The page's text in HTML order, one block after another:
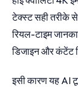
टेक्स्ट सही तरीके से
रियल-टाइम
डिजाइन और कंटेंट
इसी कारण यह AI